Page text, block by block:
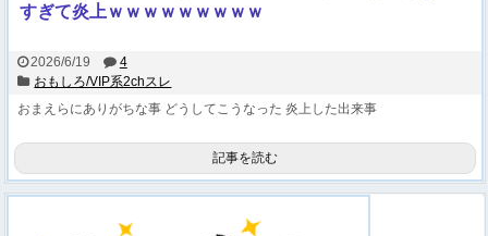
すぎて炎上ｗｗｗｗｗｗｗｗｗ
2026/6/19
4
おもしろ/VIP系2chスレ
おまえらにありがちな事 どうしてこうなった 炎上した出来事
記事を読む